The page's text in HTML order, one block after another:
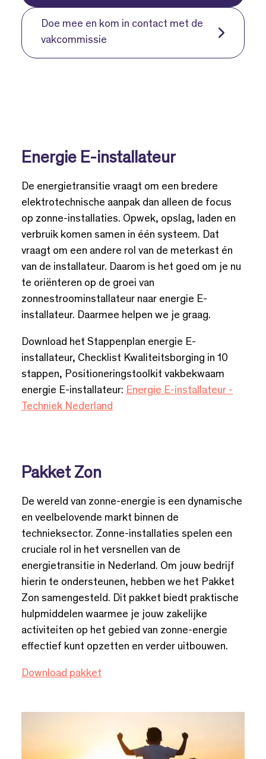
Doe mee en kom in contact met de
vakcommissie
Energie E-installateur
De energietransitie vraagt om een bredere
elektrotechnische aanpak dan alleen de focus
op zonne-installaties. Opwek, opslag, laden en
verbruik komen samen in één systeem. Dat
vraagt om een andere rol van de meterkast én
van de installateur. Daarom is het goed om je nu
te oriënteren op de groei van
zonnestroominstallateur naar energie E-
installateur. Daarmee helpen we je graag.
Download het Stappenplan energie E-
installateur, Checklist Kwaliteitsborging in 10
stappen, Positioneringstoolkit vakbekwaam
energie E-installateur: Energie E-installateur -
Techniek Nederland
Pakket Zon
De wereld van zonne-energie is een dynamische
en veelbelovende markt binnen de
technieksector. Zonne-installaties spelen een
cruciale rol in het versnellen van de
energietransitie in Nederland. Om jouw bedrijf
hierin te ondersteunen, hebben we het Pakket
Zon samengesteld. Dit pakket biedt praktische
hulpmiddelen waarmee je jouw zakelijke
activiteiten op het gebied van zonne-energie
effectief kunt opzetten en verder uitbouwen.
Download pakket